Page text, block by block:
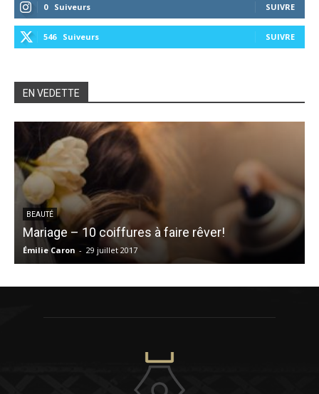
0 Suiveurs SUIVRE
546 Suiveurs SUIVRE
EN VEDETTE
BEAUTÉ
Mariage – 10 coiffures à faire rêver!
Émilie Caron - 29 juillet 2017